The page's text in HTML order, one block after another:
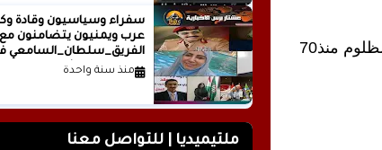
سفراء وسياسيون وقادة
عرب ويمنيون يتضامنون مع
الفريق_سلطان_السامعي
وجه حملة التشويه.. تقرير
منذ سنة واحدة
ملتيميديا | للتواصل معنا